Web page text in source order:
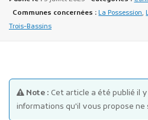
Publicité des actes
Communes concernées : La Possession,
Trois-Bassins
Note : Cet article a été publié il
informations qu'il vous propose